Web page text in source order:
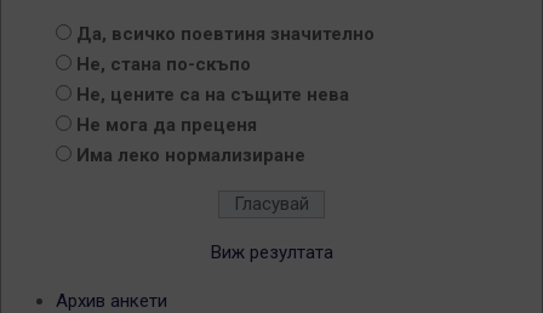
Да, всичко поевтиня значително
Не, стана по-скъпо
Не, цените са на същите нева
Не мога да преценя
Има леко нормализиране
Виж резултата
Архив анкети